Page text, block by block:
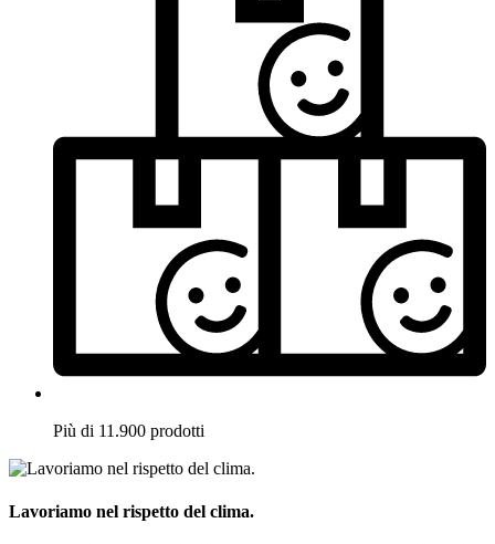
Più di 11.900 prodotti
Lavoriamo nel rispetto del clima.